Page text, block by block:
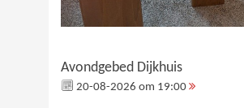
Avondgebed Dijkhuis
20-08-2026 om 19:00